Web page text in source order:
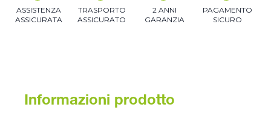
ASSISTENZA
ASSICURATA
TRASPORTO
ASSICURATO
2 ANNI
GARANZIA
PAGAMENTO
SICURO
Informazioni prodotto